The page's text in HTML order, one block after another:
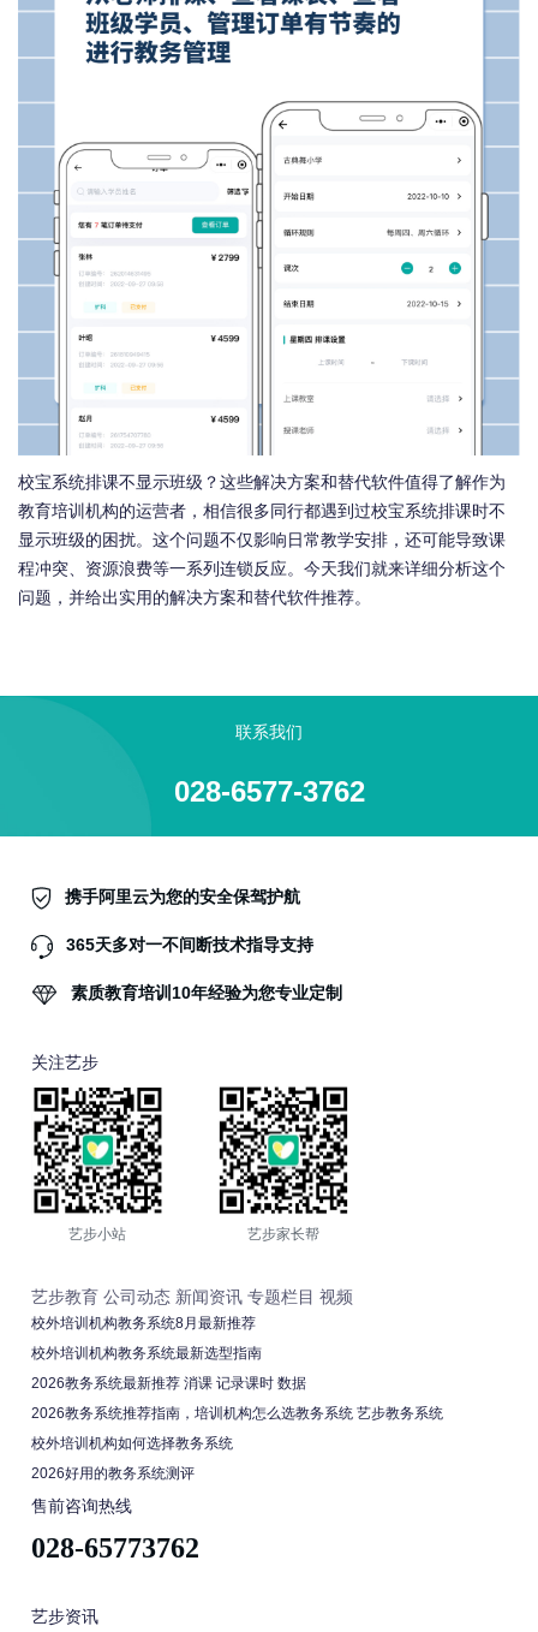
校宝系统排课不显示班级？这些解决方案和替代软件值得了解作为
教育培训机构的运营者，相信很多同行都遇到过校宝系统排课时不
显示班级的困扰。这个问题不仅影响日常教学安排，还可能导致课
程冲突、资源浪费等一系列连锁反应。今天我们就来详细分析这个
问题，并给出实用的解决方案和替代软件推荐。
联系我们
028-6577-3762
携手阿里云为您的安全保驾护航
365天多对一不间断技术指导支持
素质教育培训10年经验为您专业定制
关注艺步
艺步小站 艺步家长帮
艺步教育 公司动态 新闻资讯 专题栏目 视频
校外培训机构教务系统8月最新推荐
校外培训机构教务系统最新选型指南
2026教务系统最新推荐 消课 记录课时 数据
2026教务系统推荐指南，培训机构怎么选教务系统 艺步教务系统
校外培训机构如何选择教务系统
2026好用的教务系统测评
售前咨询热线
028-65773762
艺步资讯